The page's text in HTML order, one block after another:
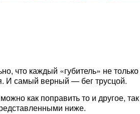
что каждый «губитель» не
И самый верный — бег трусцой.
как поправить то и другое,
ниже.